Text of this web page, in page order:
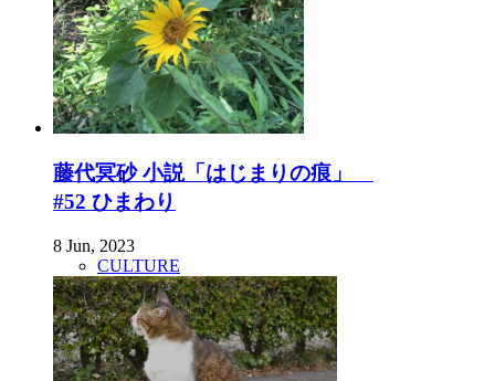
藤代冥砂 小説「はじまりの痕」
#52 ひまわり
8 Jun, 2023
CULTURE